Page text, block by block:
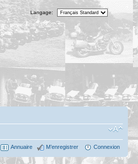
Langage:
Annuaire M’enregistrer Connexion